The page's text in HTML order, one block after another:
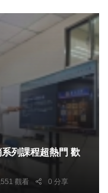
課程超熱門 歡
觀看 0 分享